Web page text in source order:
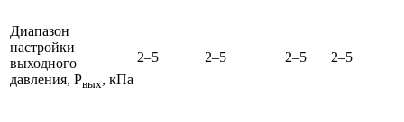
Диапазон
настройки
выходного
давления, Рвых, кПа
2–5 2–5 2–5 2–5